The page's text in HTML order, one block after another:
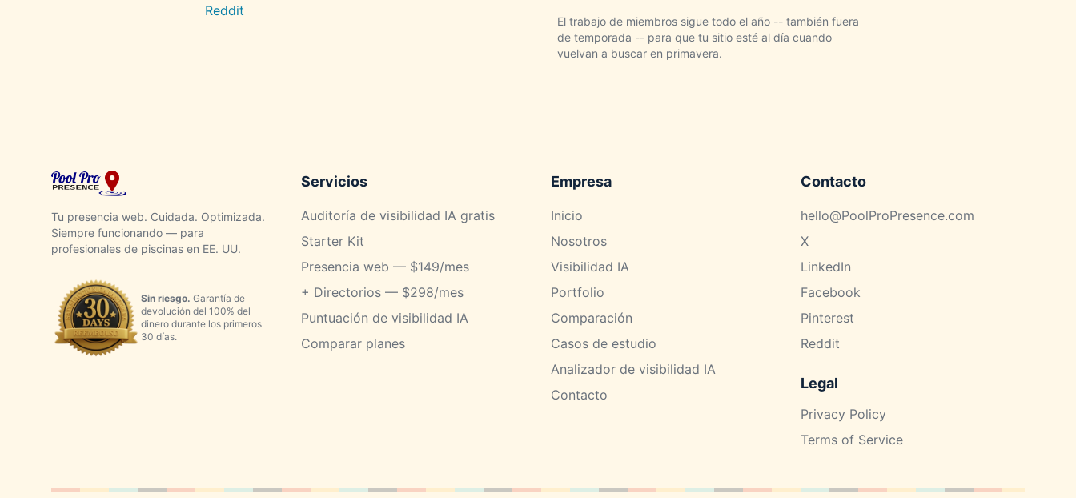
Reddit
El trabajo de miembros sigue todo el año -- también fuera
de temporada -- para que tu sitio esté al día cuando
vuelvan a buscar en primavera.
Tu presencia web. Cuidada. Optimizada.
Siempre funcionando — para
profesionales de piscinas en EE. UU.
Sin riesgo. Garantía de
devolución del 100% del
dinero durante los primeros
30 días.
Servicios
Auditoría de visibilidad IA gratis
Starter Kit
Presencia web — $149/mes
+ Directorios — $298/mes
Puntuación de visibilidad IA
Comparar planes
Empresa
Inicio
Nosotros
Visibilidad IA
Portfolio
Comparación
Casos de estudio
Analizador de visibilidad IA
Contacto
Contacto
hello@PoolProPresence.com
X
LinkedIn
Facebook
Pinterest
Reddit
Legal
Privacy Policy
Terms of Service